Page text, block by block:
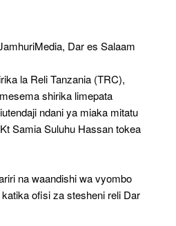
Yajivunia
Mafanikio
Dar es Salaam
la Reli Tanzania (TRC),
shirika limepata
ndani ya miaka mitatu
Samia Suluhu Hassan tokea
na waandishi wa vyombo
ofisi za stesheni reli Dar